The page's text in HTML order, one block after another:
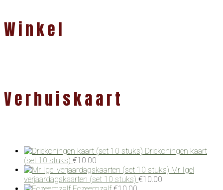
Winkel
Verhuiskaart
Driekoningen kaart
(set 10 stuks) €10.00
Mr Igel
verjaardagskaarten (set 10 stuks) €10.00